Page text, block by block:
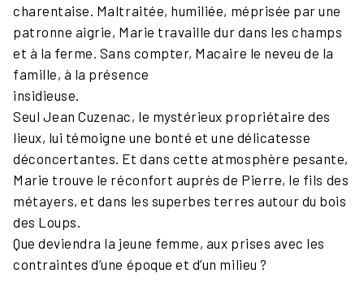
charentaise. Maltraitée, humiliée, méprisée par une
patronne aigrie, Marie travaille dur dans les champs
et à la ferme. Sans compter, Macaire le neveu de la
famille, à la présence
insidieuse.
Seul Jean Cuzenac, le mystérieux propriétaire des
lieux, lui témoigne une bonté et une délicatesse
déconcertantes. Et dans cette atmosphère pesante,
Marie trouve le réconfort auprès de Pierre, le fils des
métayers, et dans les superbes terres autour du bois
des Loups.
Que deviendra la jeune femme, aux prises avec les
contraintes d’une époque et d’un milieu ?